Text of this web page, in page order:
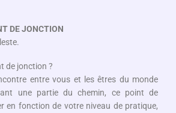
DE JONCTION
de jonction ?
entre vous et les êtres du monde
une partie du chemin, ce point de
en fonction de votre niveau de pratique,